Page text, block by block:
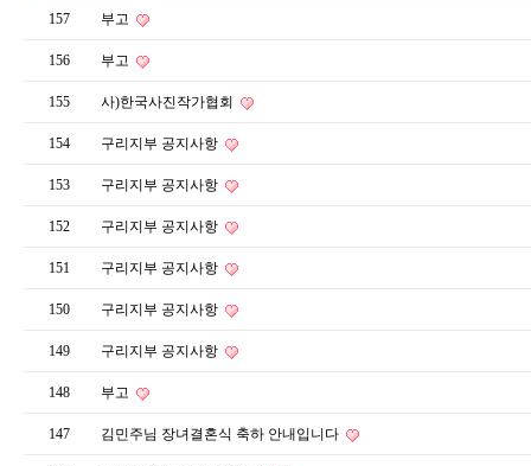
157 부고
156 부고
155 사)한국사진작가협회
154 구리지부 공지사항
153 구리지부 공지사항
152 구리지부 공지사항
151 구리지부 공지사항
150 구리지부 공지사항
149 구리지부 공지사항
148 부고
147 김민주님 장녀결혼식 축하 안내입니다